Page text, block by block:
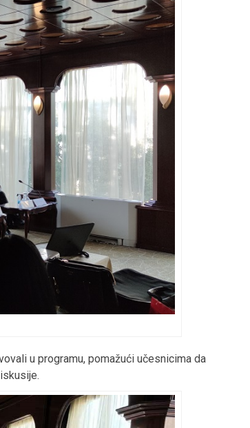
u programu, pomažući učesnicima da